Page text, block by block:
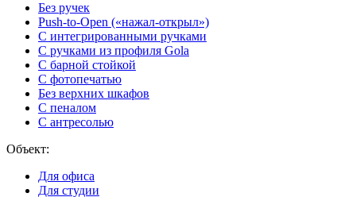
Без ручек
Push-to-Open («нажал-открыл»)
С интегрированными ручками
С ручками из профиля Gola
С барной стойкой
С фотопечатью
Без верхних шкафов
С пеналом
С антресолью
Объект:
Для офиса
Для студии